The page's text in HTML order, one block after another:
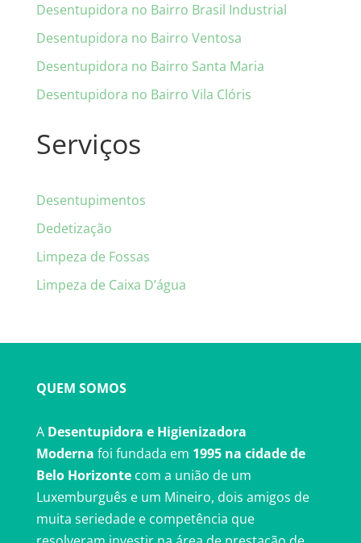
Desentupidora no Bairro Brasil Industrial
Desentupidora no Bairro Ventosa
Desentupidora no Bairro Santa Maria
Desentupidora no Bairro Vila Clóris
Serviços
Desentupimentos
Dedetização
Limpeza de Fossas
Limpeza de Caixa D’água
QUEM SOMOS
A Desentupidora e Higienizadora
Moderna foi fundada em 1995 na cidade de
Belo Horizontecom a união de um
Luxemburguês e um Mineiro, dois amigos de
muita seriedade e competência que